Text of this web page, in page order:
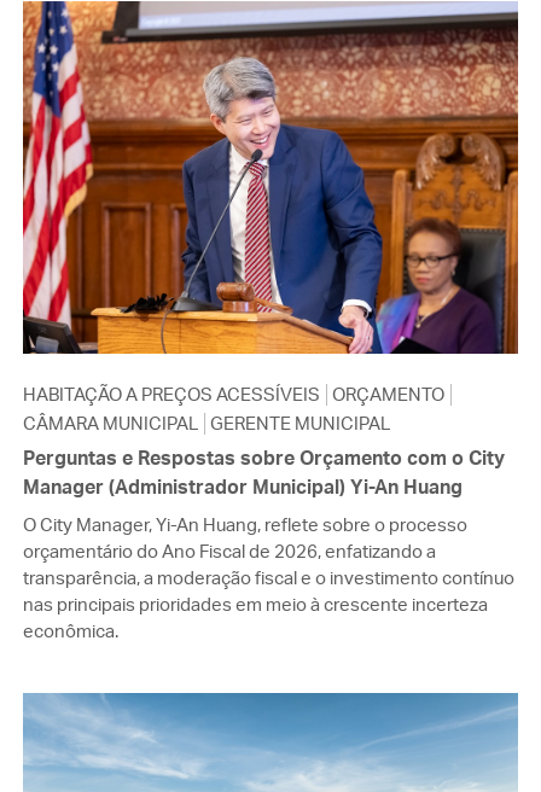
HABITAÇÃO A PREÇOS ACESSÍVEIS ORÇAMENTO
CÂMARA MUNICIPAL GERENTE MUNICIPAL
Perguntas e Respostas sobre Orçamento com o City
Manager (Administrador Municipal) Yi-An Huang
O City Manager, Yi-An Huang, reflete sobre o processo
orçamentário do Ano Fiscal de 2026, enfatizando a
transparência, a moderação fiscal e o investimento contínuo
nas principais prioridades em meio à crescente incerteza
econômica.